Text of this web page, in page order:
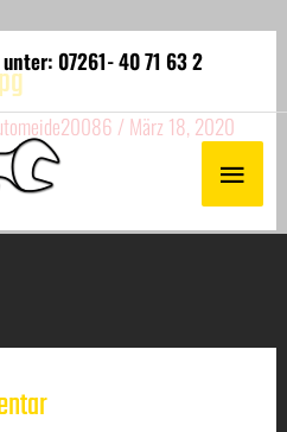
07261- 40 71 63 2
/ März 18, 2020